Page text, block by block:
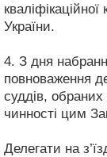
кваліфікаційної
України.
4. З дня
повноваження
суддів,
чинності цим
Делегати на